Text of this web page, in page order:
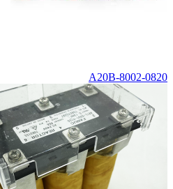
A20B-8002-0820